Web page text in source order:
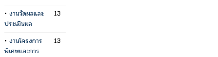
• งานวัดผลและ
ประเมินผล
13
• งานโครงการ
พิเศษและการ
13